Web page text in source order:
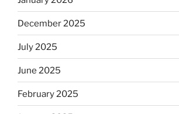
December 2025
July 2025
June 2025
February 2025